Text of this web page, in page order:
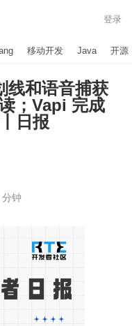
登录
移动开发 Java 开源
线和语音捕获
；Vapi 完成
日报
钟